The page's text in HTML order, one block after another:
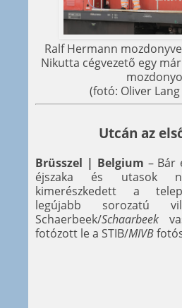
Ralf Hermann
Nikutta cégvezető egy
(fotó: Oliver Lang
Utcán az
Brüsszel | Belgium – Bár
éjszaka és utasok
kimerészkedett a
legújabb sorozatú
Schaerbeek/Schaarbeek
fotózott le a STIB/MIVB